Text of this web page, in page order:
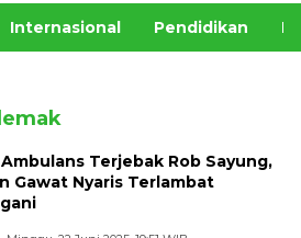
Internasional Pendidikan
Terjebak Rob Sayung,
Gawat Nyaris Terlambat